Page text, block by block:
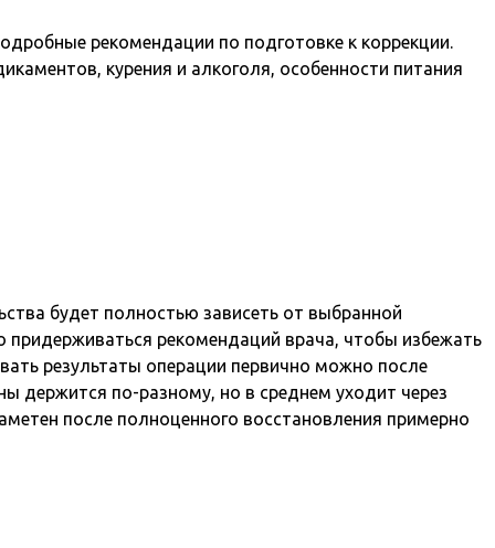
рекомендации по подготовке к коррекции.
курения и алкоголя, особенности питания
будет полностью зависеть от выбранной
рекомендаций врача, чтобы избежать
результаты операции первично можно после
держится по-разному, но в среднем уходит через
после полноценного восстановления примерно